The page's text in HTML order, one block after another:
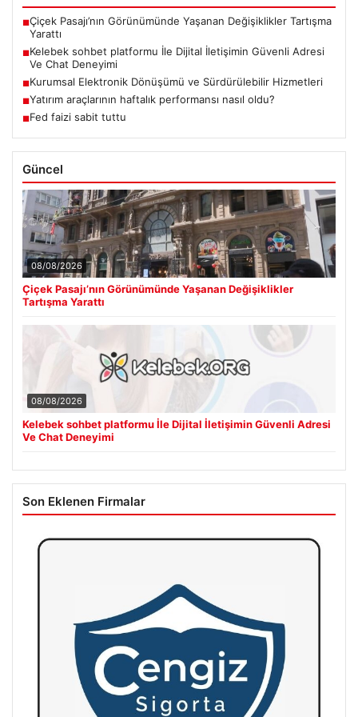
■Çiçek Pasajı’nın Görünümünde Yaşanan Değişiklikler Tartışma
Yarattı
■Kelebek sohbet platformu İle Dijital İletişimin Güvenli Adresi
Ve Chat Deneyimi
■Kurumsal Elektronik Dönüşümü ve Sürdürülebilir Hizmetleri
■Yatırım araçlarının haftalık performansı nasıl oldu?
■Fed faizi sabit tuttu
Güncel
08/08/2026
Çiçek Pasajı’nın Görünümünde Yaşanan Değişiklikler
Tartışma Yarattı
08/08/2026
Kelebek sohbet platformu İle Dijital İletişimin Güvenli Adresi
Ve Chat Deneyimi
Son Eklenen Firmalar